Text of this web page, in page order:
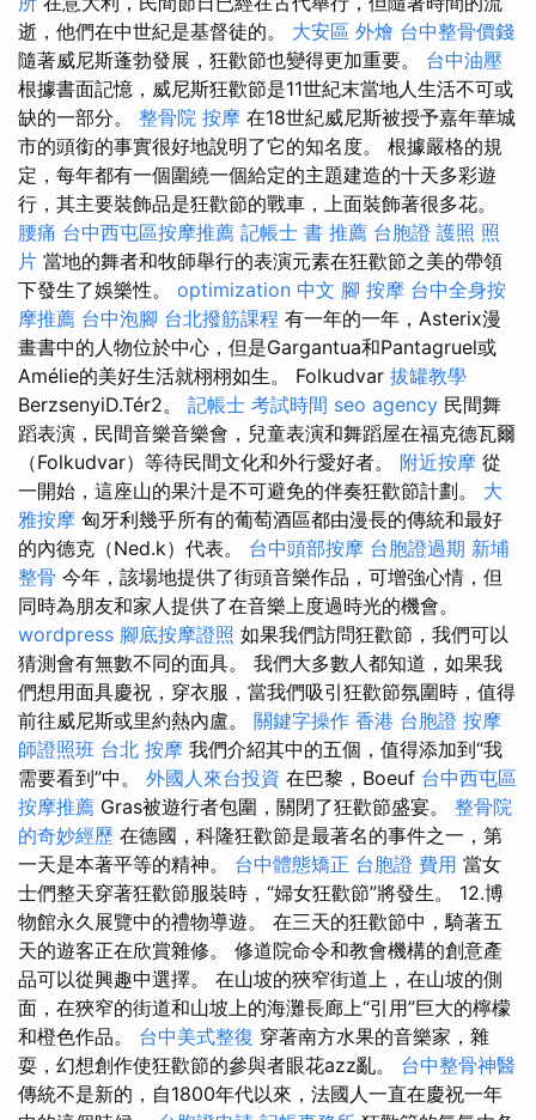
逝，他們在中世紀是基督徒的。 大安區 外燴 台中整骨價錢
隨著威尼斯蓬勃發展，狂歡節也變得更加重要。 台中油壓
根據書面記憶，威尼斯狂歡節是11世紀末當地人生活不可或
缺的一部分。 整骨院 按摩 在18世紀威尼斯被授予嘉年華城
市的頭銜的事實很好地說明了它的知名度。 根據嚴格的規
定，每年都有一個圍繞一個給定的主題建造的十天多彩遊
行，其主要裝飾品是狂歡節的戰車，上面裝飾著很多花。
腰痛 台中西屯區按摩推薦 記帳士 書 推薦 台胞證 護照 照
片 當地的舞者和牧師舉行的表演元素在狂歡節之美的帶領
下發生了娛樂性。 optimization 中文 腳 按摩 台中全身按
摩推薦 台中泡腳 台北撥筋課程 有一年的一年，Asterix漫
畫書中的人物位於中心，但是Gargantua和Pantagruel或
Amélie的美好生活就栩栩如生。 Folkudvar 拔罐教學
BerzsenyiD.Tér2。 記帳士 考試時間 seo agency 民間舞
蹈表演，民間音樂音樂會，兒童表演和舞蹈屋在福克德瓦爾
（Folkudvar）等待民間文化和外行愛好者。 附近按摩 從
一開始，這座山的果汁是不可避免的伴奏狂歡節計劃。 大
雅按摩 匈牙利幾乎所有的葡萄酒區都由漫長的傳統和最好
的內德克（Ned.k）代表。 台中頭部按摩 台胞證過期 新埔
整骨 今年，該場地提供了街頭音樂作品，可增強心情，但
同時為朋友和家人提供了在音樂上度過時光的機會。
wordpress 腳底按摩證照 如果我們訪問狂歡節，我們可以
猜測會有無數不同的面具。 我們大多數人都知道，如果我
們想用面具慶祝，穿衣服，當我們吸引狂歡節氛圍時，值得
前往威尼斯或里約熱內盧。 關鍵字操作 香港 台胞證 按摩
師證照班 台北 按摩 我們介紹其中的五個，值得添加到“我
需要看到”中。 外國人來台投資 在巴黎，Boeuf 台中西屯區
按摩推薦 Gras被遊行者包圍，關閉了狂歡節盛宴。 整骨院
的奇妙經歷 在德國，科隆狂歡節是最著名的事件之一，第
一天是本著平等的精神。 台中體態矯正 台胞證 費用 當女
士們整天穿著狂歡節服裝時，“婦女狂歡節”將發生。 12.博
物館永久展覽中的禮物導遊。 在三天的狂歡節中，騎著五
天的遊客正在欣賞雜修。 修道院命令和教會機構的創意產
品可以從興趣中選擇。 在山坡的狹窄街道上，在山坡的側
面，在狹窄的街道和山坡上的海灘長廊上“引用”巨大的檸檬
和橙色作品。 台中美式整復 穿著南方水果的音樂家，雜
耍，幻想創作使狂歡節的參與者眼花azz亂。 台中整骨神醫
傳統不是新的，自1800年代以來，法國人一直在慶祝一年